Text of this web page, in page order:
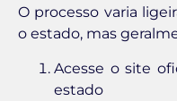
O processo varia
o estado, mas
Acesse o site
estado